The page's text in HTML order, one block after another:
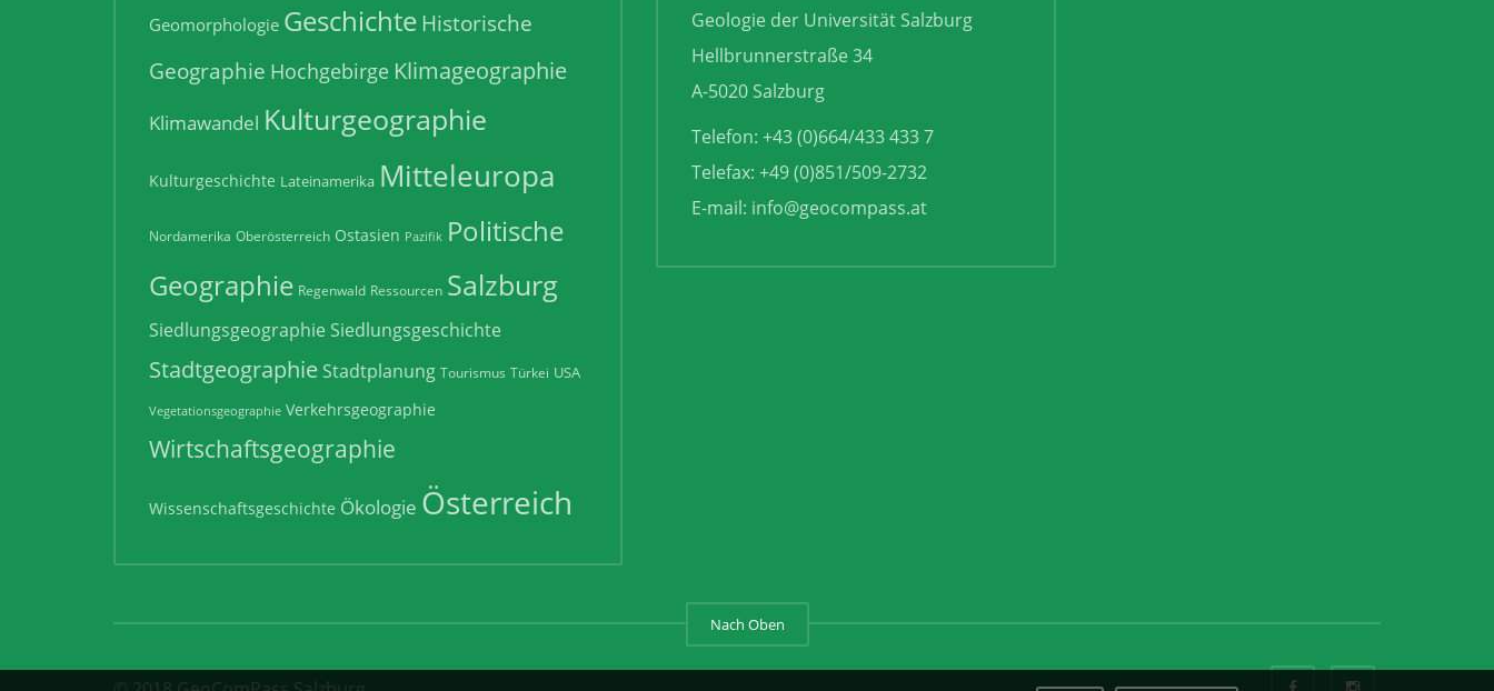
Geomorphologie GeschichteHistorische
Geographie Hochgebirge Klimageographie
Klimawandel Kulturgeographie
Kulturgeschichte Lateinamerika Mitteleuropa
Nordamerika Oberösterreich Ostasien Pazifik Politische
Geographie Regenwald Ressourcen Salzburg
Siedlungsgeographie Siedlungsgeschichte
Stadtgeographie Stadtplanung Tourismus Türkei USA
Vegetationsgeographie Verkehrsgeographie
Wirtschaftsgeographie
Wissenschaftsgeschichte Ökologie Österreich
Geologie der Universität Salzburg
Hellbrunnerstraße 34
A-5020 Salzburg
Telefon: +43 (0)664/433 433 7
Telefax: +49 (0)851/509-2732
E-mail: info@geocompass.at
Nach Oben